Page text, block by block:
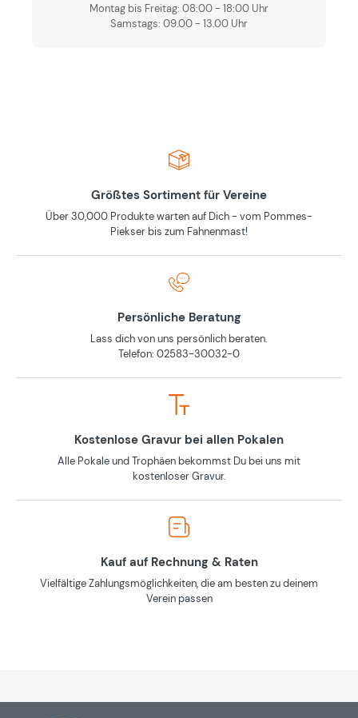
Montag bis Freitag: 08:00 - 18:00 Uhr
Samstags: 09.00 - 13.00 Uhr
Größtes Sortiment für Vereine
Über 30,000 Produkte warten auf Dich - vom Pommes-
Piekser bis zum Fahnenmast!
Persönliche Beratung
Lass dich von uns persönlich beraten.
Telefon: 02583-30032-0
Kostenlose Gravur bei allen Pokalen
Alle Pokale und Trophäen bekommst Du bei uns mit
kostenloser Gravur.
Kauf auf Rechnung & Raten
Vielfältige Zahlungsmöglichkeiten, die am besten zu deinem
Verein passen